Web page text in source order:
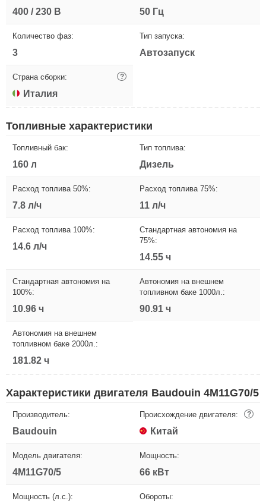
400 / 230 В 50 Гц
Количество фаз:
3
Тип запуска:
Автозапуск
Страна сборки: ?
Италия
Топливные характеристики
Топливный бак:
160 л
Тип топлива:
Дизель
Расход топлива 50%:
7.8 л/ч
Расход топлива 75%:
11 л/ч
Расход топлива 100%:
14.6 л/ч
Стандартная автономия на
75%:
14.55 ч
Стандартная автономия на
100%:
10.96 ч
Автономия на внешнем
топливном баке 1000л.:
90.91 ч
Автономия на внешнем
топливном баке 2000л.:
181.82 ч
Характеристики двигателя Baudouin 4M11G70/5
Производитель:
Baudouin
Происхождение двигателя: ?
Китай
Модель двигателя:
4M11G70/5
Мощность:
66 кВт
Мощность (л.с.): Обороты: